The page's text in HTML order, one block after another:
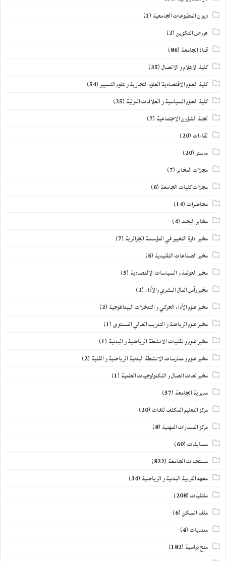
ديوان المطبوعات الجامعية (1)
عروض التكوين(3)
قناة الجامعة (86)
كلية الاعلام و الاتصال(35)
كلية العلوم الاقتصادية العلوم التجارية و علوم التسيير(54)
كلية العلوم السياسية و العلاقات الدولية (25)
لجنة الشؤون الاجتماعية (7)
لقاءات(20)
ماستر(20)
مجلات المخابر(7)
مجلات كليات الجامعة (6)
محاضرات(14)
مخابر البحث(4)
مخبر ادارة التغيير في المؤسسة الجزائرية (7)
مخبر الصناعات التقليدية (6)
مخبر العولمة و السياسات الاقتصادية (5)
مخبر رأس المال البشري والأداء(3)
مخبر علوم الأداء الحركي و التدخلات البيداغوجية (2)
مخبر علوم الرياضة و التدريب العالي المستوى(1)
مخبر علوم و تقنيات الانشطة الرياضية و البدنية (1)
مخبر علوم و ممارسات الانشطة البدنية الرياضية و الفنية (2)
مخبر لغات اتصال و التكنولوجيات العلمية (1)
مديرية الجامعة (57)
مركز التعليم المكثف للغات(20)
مركز المسارات المهنية (8)
مسابقات(60)
مستجدات الجامعة (822)
معهد التربية البدنية و الرياضية (34)
ملتقيات(208)
ملف السكن(6)
منتديات(4)
منح دراسية (182)